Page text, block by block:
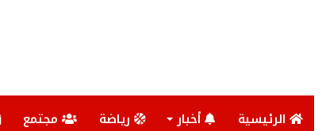
الرئيسية أخبار رياضة مجتمع